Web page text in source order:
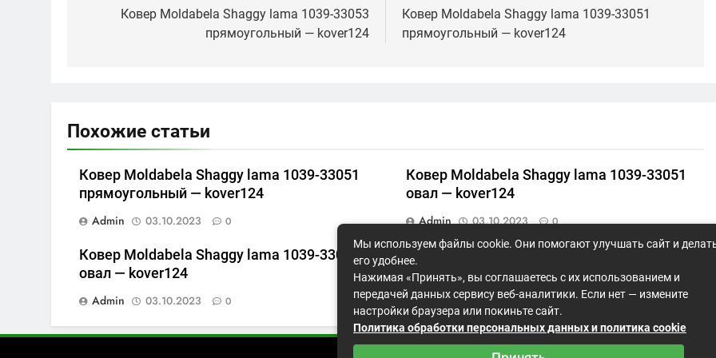
Ковер Moldabela Shaggy lama 1039-33053
прямоугольный — kover124
Ковер Moldabela Shaggy lama 1039-33051
прямоугольный — kover124
Похожие статьи
Ковер Moldabela Shaggy lama 1039-33051
прямоугольный — kover124
Admin
03.10.2023 0
Ковер Moldabela Shaggy lama 1039-33051
овал — kover124
Admin
03.10.2023 0
Ковер Moldabela Shaggy lama 1039-33053
овал — kover124
Admin
03.10.2023 0
Ковер Moldabela Shaggy lama 1039-33028
прямоугольный — kover124
Admin
03.10.2023 1
Мы используем файлы cookie. Они помогают улучшать сайт и
его удобнее.
Нажимая «Принять», вы соглашаетесь с их использованием и
передачей данных сервису веб-аналитики. Если нет — измените
настройки браузера или покиньте сайт.
Политика обработки персональных данных и политика cookie